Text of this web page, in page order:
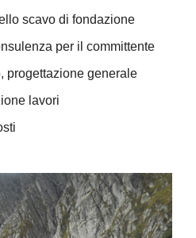
scavo di fondazione
per il committente
progettazione generale
lavori